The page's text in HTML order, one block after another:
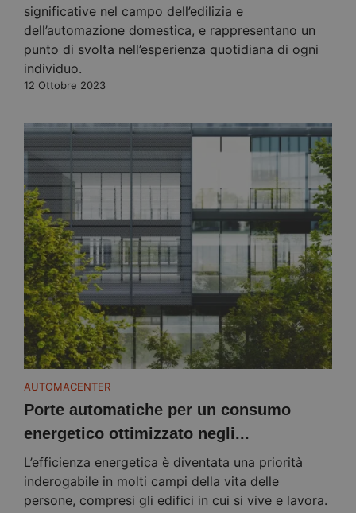
significative nel campo dell’edilizia e
dell’automazione domestica, e rappresentano un
punto di svolta nell’esperienza quotidiana di ogni
individuo.
12 Ottobre 2023
AUTOMACENTER
Porte automatiche per un consumo
energetico ottimizzato negli...
L’efficienza energetica è diventata una priorità
inderogabile in molti campi della vita delle
persone, compresi gli edifici in cui si vive e lavora.